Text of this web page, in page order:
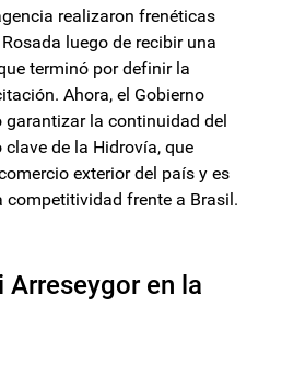
realizaron frenéticas
luego de recibir una
terminó por definir la
Ahora, el Gobierno
la continuidad del
de la Hidrovía, que
exterior del país y es
frente a Brasil.
Arreseygor en la